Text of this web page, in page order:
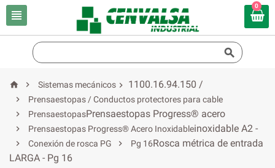

0

 
Sistemas mecánicos

Prensaestopas / Conductos protectores para cable

Prensaestopas

Prensaestopas Progress® Acero Inoxidable

Conexión de rosca PG  Pg 16
 1100.16.94.150 /
Prensaestopas Progress® acero
inoxidable A2 -
Rosca métrica de entrada
LARGA - Pg 16